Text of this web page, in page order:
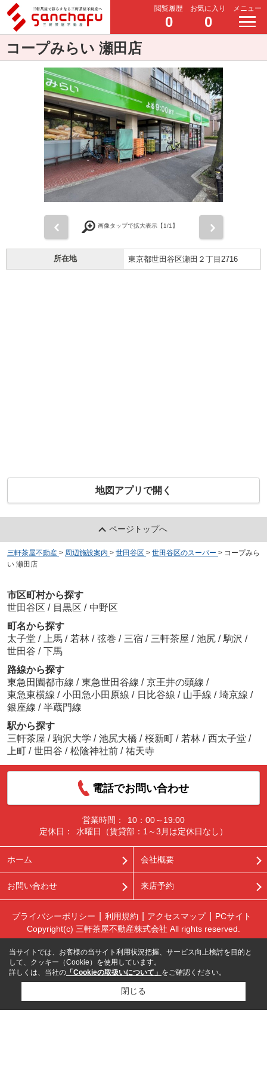
閲覧履歴
0
お気に入り
0
メニュー
コープみらい 瀬田店
画像タップで拡大表示【1/1】
所在地 東京都世田谷区瀬田２丁目2716
地図アプリで開く
ページトップへ
三軒茶屋不動産 > 周辺施設案内 > 世田谷区 > 世田谷区のスーパー > コープみら
い 瀬田店
市区町村から探す
世田谷区 / 目黒区 / 中野区
町名から探す
太子堂 / 上馬 / 若林 / 弦巻 / 三宿 / 三軒茶屋 / 池尻 / 駒沢 /
世田谷 / 下馬
路線から探す
東急田園都市線 / 東急世田谷線 / 京王井の頭線 /
東急東横線 / 小田急小田原線 / 日比谷線 / 山手線 / 埼京線 /
銀座線 / 半蔵門線
駅から探す
三軒茶屋 / 駒沢大学 / 池尻大橋 / 桜新町 / 若林 / 西太子堂 /
上町 / 世田谷 / 松陰神社前 / 祐天寺
電話でお問い合わせ
営業時間：
10：00～19:00
定休日：
水曜日（賃貸部：1～3月は定休日なし）
ホーム 会社概要
お問い合わせ 来店予約
プライバシーポリシー 利用規約 アクセスマップ
PCサイト
Copyright(c) 三軒茶屋不動産株式会社 All rights reserved.
当サイトでは、お客様の当サイト利用状況把握、サービス向上検討を目的と
して、クッキー（Cookie）を使用しています。
詳しくは、当社の 「Cookieの取扱いについて」 をご確認ください。
閉じる